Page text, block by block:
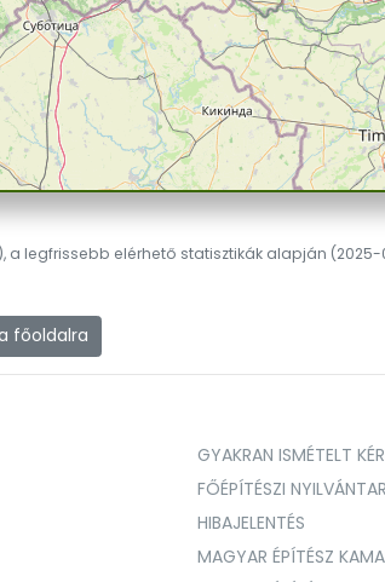
a legfrissebb elérhető statisztikák alapján (2025-
főoldalra
GYAKRAN ISMÉTELT
FŐÉPÍTÉSZI
HIBAJELENTÉS
MAGYAR ÉPÍTÉSZ